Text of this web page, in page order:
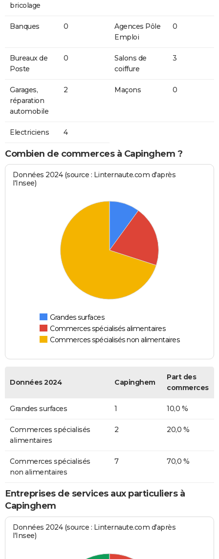
bricolage
Banques 0
Agences Pôle
Emploi
0
Bureaux de
Poste
0
Salons de
coiffure
3
Garages,
réparation
automobile
2 Maçons 0
Electriciens 4
Combien de commerces à Capinghem ?
Données 2024 (source : Linternaute.com d'après
l'Insee)
Grandes surfaces
Commerces spécialisés alimentaires
Commerces spécialisés non alimentaires
Données 2024 Capinghem
Part des
commerces
Grandes surfaces 1 10,0 %
Commerces spécialisés
alimentaires
2 20,0 %
Commerces spécialisés
non alimentaires
7 70,0 %
Entreprises de services aux particuliers à
Capinghem
Données 2024 (source : Linternaute.com d'après
l'Insee)